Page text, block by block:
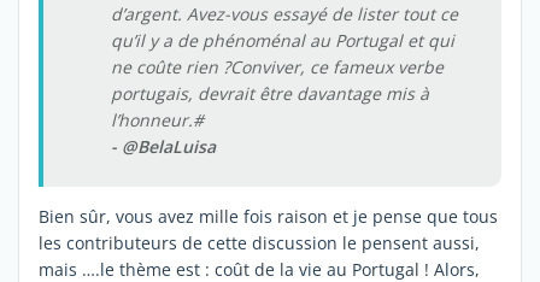
d’argent. Avez-vous essayé de lister tout ce
qu’il y a de phénoménal au Portugal et qui
ne coûte rien ?Conviver, ce fameux verbe
portugais, devrait être davantage mis à
l’honneur.#
- @BelaLuisa
Bien sûr, vous avez mille fois raison et je pense que tous
les contributeurs de cette discussion le pensent aussi,
mais ….le thème est : coût de la vie au Portugal ! Alors,